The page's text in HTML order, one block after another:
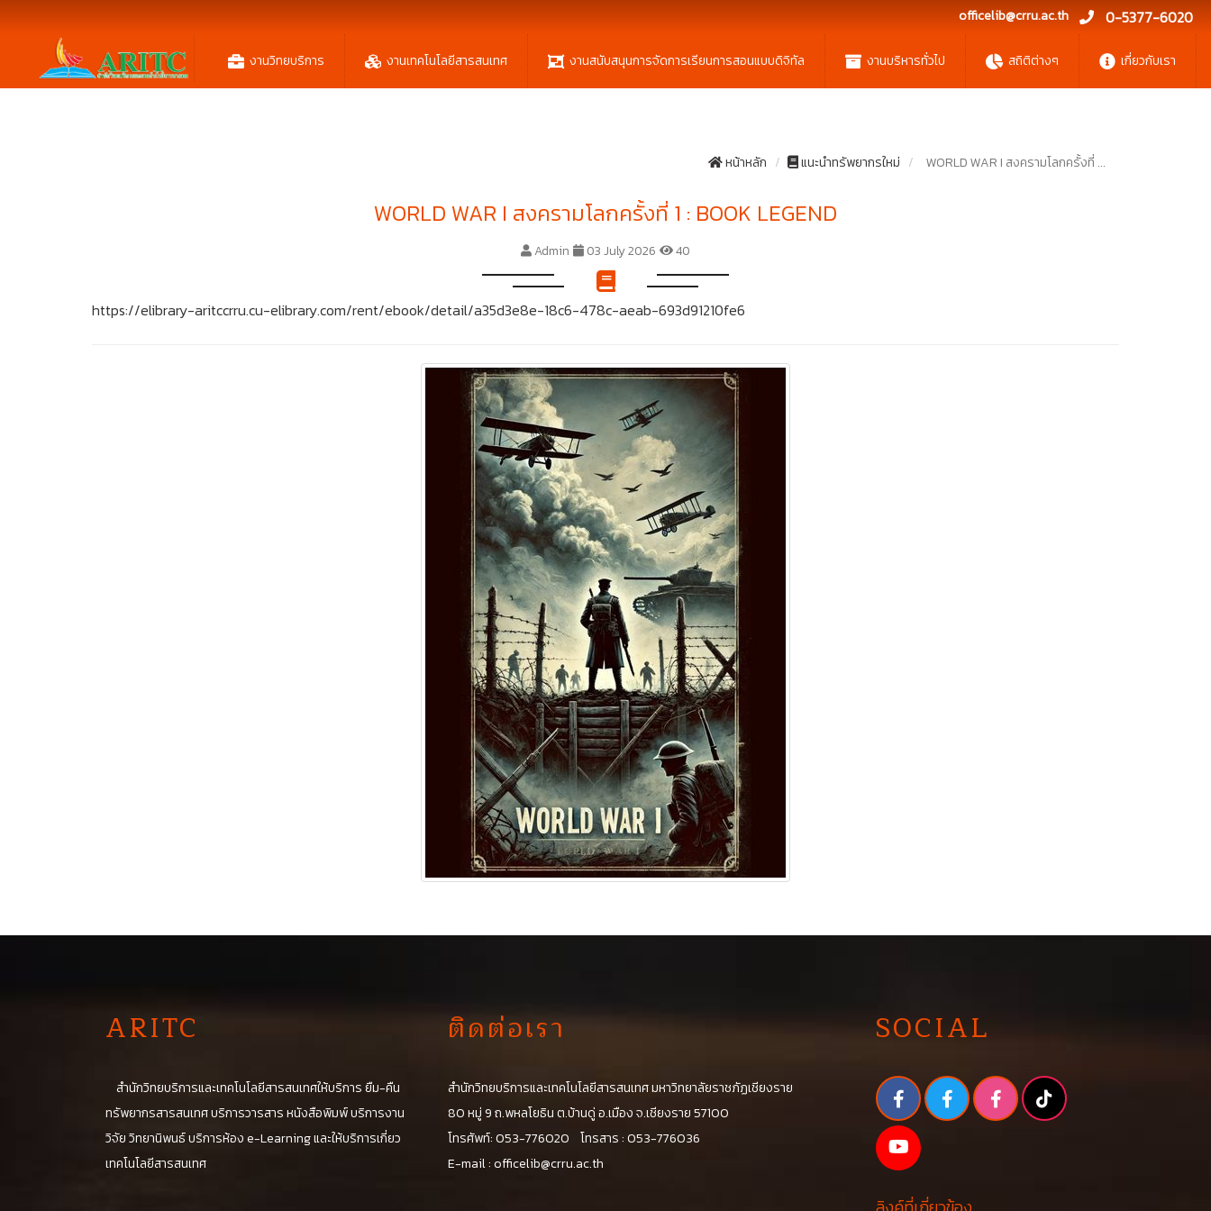
officelib@crru.ac.th 0-5377-6020
งานวิทยบริการ งานเทคโนโลยีสารสนเทศ งานสนับสนุนการจัดการเรียนการสอนแบบดิจิทัล งานบริหารทั่วไป สถิติต่างๆ เกี่ยวกับเรา
หน้าหลัก แนะนำทรัพยากรใหม่ WORLD WAR I สงครามโลกครั้งที่ ...
WORLD WAR I สงครามโลกครั้งที่ 1 : BOOK LEGEND
Admin 03 July 2026 40
https://elibrary-aritccrru.cu-elibrary.com/rent/ebook/detail/a35d3e8e-18c6-478c-aeab-693d91210fe6
ARITC
สำนักวิทยบริการและเทคโนโลยีสารสนเทศให้บริการ ยืม-คืน
ทรัพยากรสารสนเทศ บริการวารสาร หนังสือพิมพ์ บริการงาน
วิจัย วิทยานิพนธ์ บริการห้อง e-Learning และให้บริการเกี่ยว
เทคโนโลยีสารสนเทศ
ติดต่อเรา
สำนักวิทยบริการและเทคโนโลยีสารสนเทศ มหาวิทยาลัยราชภัฏเชียงราย
80 หมู่ 9 ถ.พหลโยธิน ต.บ้านดู่ อ.เมือง จ.เชียงราย 57100
โทรศัพท์: 053-776020 โทรสาร : 053-776036
E-mail :officelib@crru.ac.th
SOCIAL